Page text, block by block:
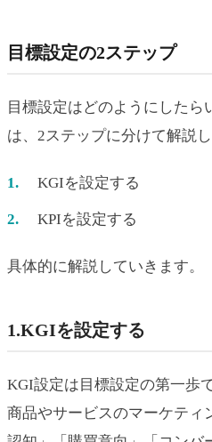
目標設定の2ステップ
目標設定はどのようにした
は、2ステップに分けて解説し
KGIを設定する
KPIを設定する
具体的に解説していきます。
1.KGIを設定する
KGI設定は目標設定の第一歩
商品やサービスのマーケティ